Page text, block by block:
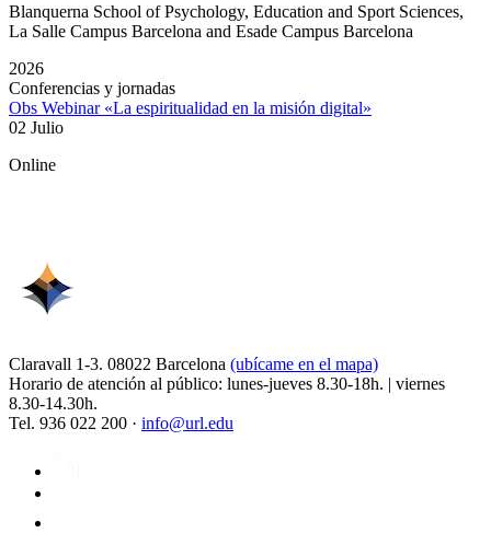
Blanquerna School of Psychology, Education and Sport Sciences,
La Salle Campus Barcelona and Esade Campus Barcelona
2026
Conferencias y jornadas
Obs Webinar «La espiritualidad en la misión digital»
02 Julio
Online
Claravall 1-3. 08022 Barcelona (ubícame en el mapa)
Horario de atención al público: lunes-jueves 8.30-18h. | viernes
8.30-14.30h.
Tel. 936 022 200 · info@url.edu